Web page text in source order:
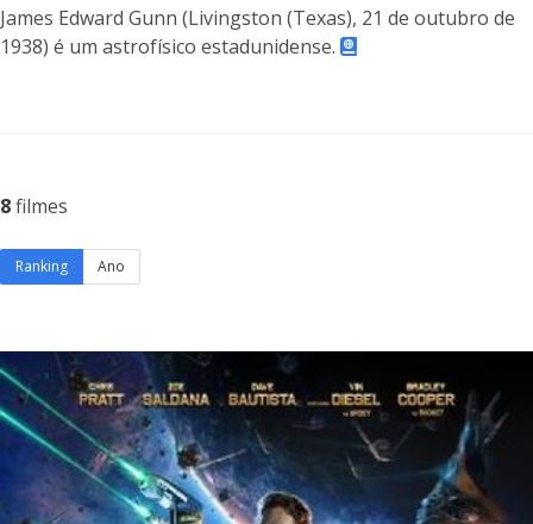
James Edward Gunn (Livingston (Texas), 21 de outubro de
1938) é um astrofísico estadunidense.
8filmes
Ranking Ano